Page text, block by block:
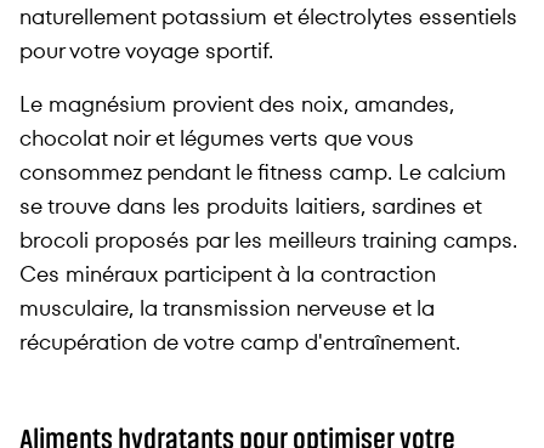
naturellement potassium et électrolytes essentiels
pour votre voyage sportif.
Le magnésium provient des noix, amandes,
chocolat noir et légumes verts que vous
consommez pendant le fitness camp. Le calcium
se trouve dans les produits laitiers, sardines et
brocoli proposés par les meilleurs training camps.
Ces minéraux participent à la contraction
musculaire, la transmission nerveuse et la
récupération de votre camp d'entraînement.
Aliments hydratants pour optimiser votre